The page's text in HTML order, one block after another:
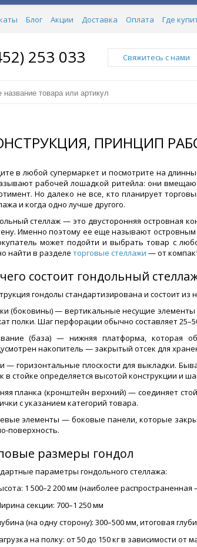
Блог Акции Доставка Оплата Где
253 033 Свяжитесь с нами
ПРИНЦИП
в любой супермаркет и посмотрите на
рабочей лошадкой ритейла: они
Но далеко не все, кто планирует
и когда одно лучше другого.
стеллаж — это двусторонняя островная
Именно поэтому ее еще называют островным
может подойти и выбрать товар с
найти в разделе торговые стеллажи — от
состоит гондольный
гондолы стандартизирована и состоит из
(боковины) — вертикальные несущие
полки. Шаг перфорации обычно составляет
(база) — нижняя платформа, которая
накопитель — закрытый отсек для
— горизонтальные плоскости для выкладки.
в стойке определяется высотой конструкции и
планка (кронштейн верхний) — соединяет
с указанием категорий товара.
элементы — боковые панели, которые
поверхность.
размеры гондол
параметры гондольного стеллажа:
1 500–2 200 мм (наиболее распространенная
секции: 700–1 250 мм
(на одну сторону): 300–500 мм, итоговая
на полку: от 50 до 150 кг в зависимости от